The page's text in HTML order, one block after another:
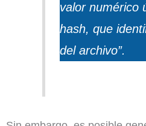
valor numérico
hash, que
del archivo”.